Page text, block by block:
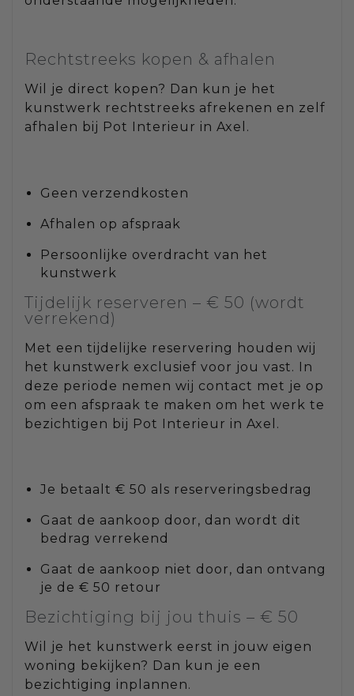
Rechtstreeks kopen & afhalen
Wil je direct kopen? Dan kun je het
kunstwerk rechtstreeks afrekenen en zelf
afhalen bij Pot Interieur in Axel.
Geen verzendkosten
Afhalen op afspraak
Persoonlijke overdracht van het
kunstwerk
Tijdelijk reserveren – € 50 (wordt
verrekend)
Met een tijdelijke reservering houden wij
het kunstwerk exclusief voor jou vast. In
deze periode nemen wij contact met je op
om een afspraak te maken om het werk te
bezichtigen bij Pot Interieur in Axel.
Je betaalt € 50 als reserveringsbedrag
Gaat de aankoop door, dan wordt dit
bedrag verrekend
Gaat de aankoop niet door, dan ontvang
je de € 50 retour
Bezichtiging bij jou thuis – € 50
Wil je het kunstwerk eerst in jouw eigen
woning bekijken? Dan kun je een
bezichtiging inplannen.